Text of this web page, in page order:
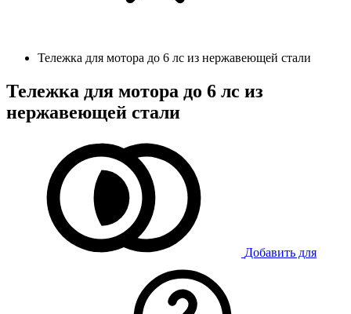
Тележка для мотора до 6 лс из нержавеющей стали
Тележка для мотора до 6 лс из
нержавеющей стали
Добавить для